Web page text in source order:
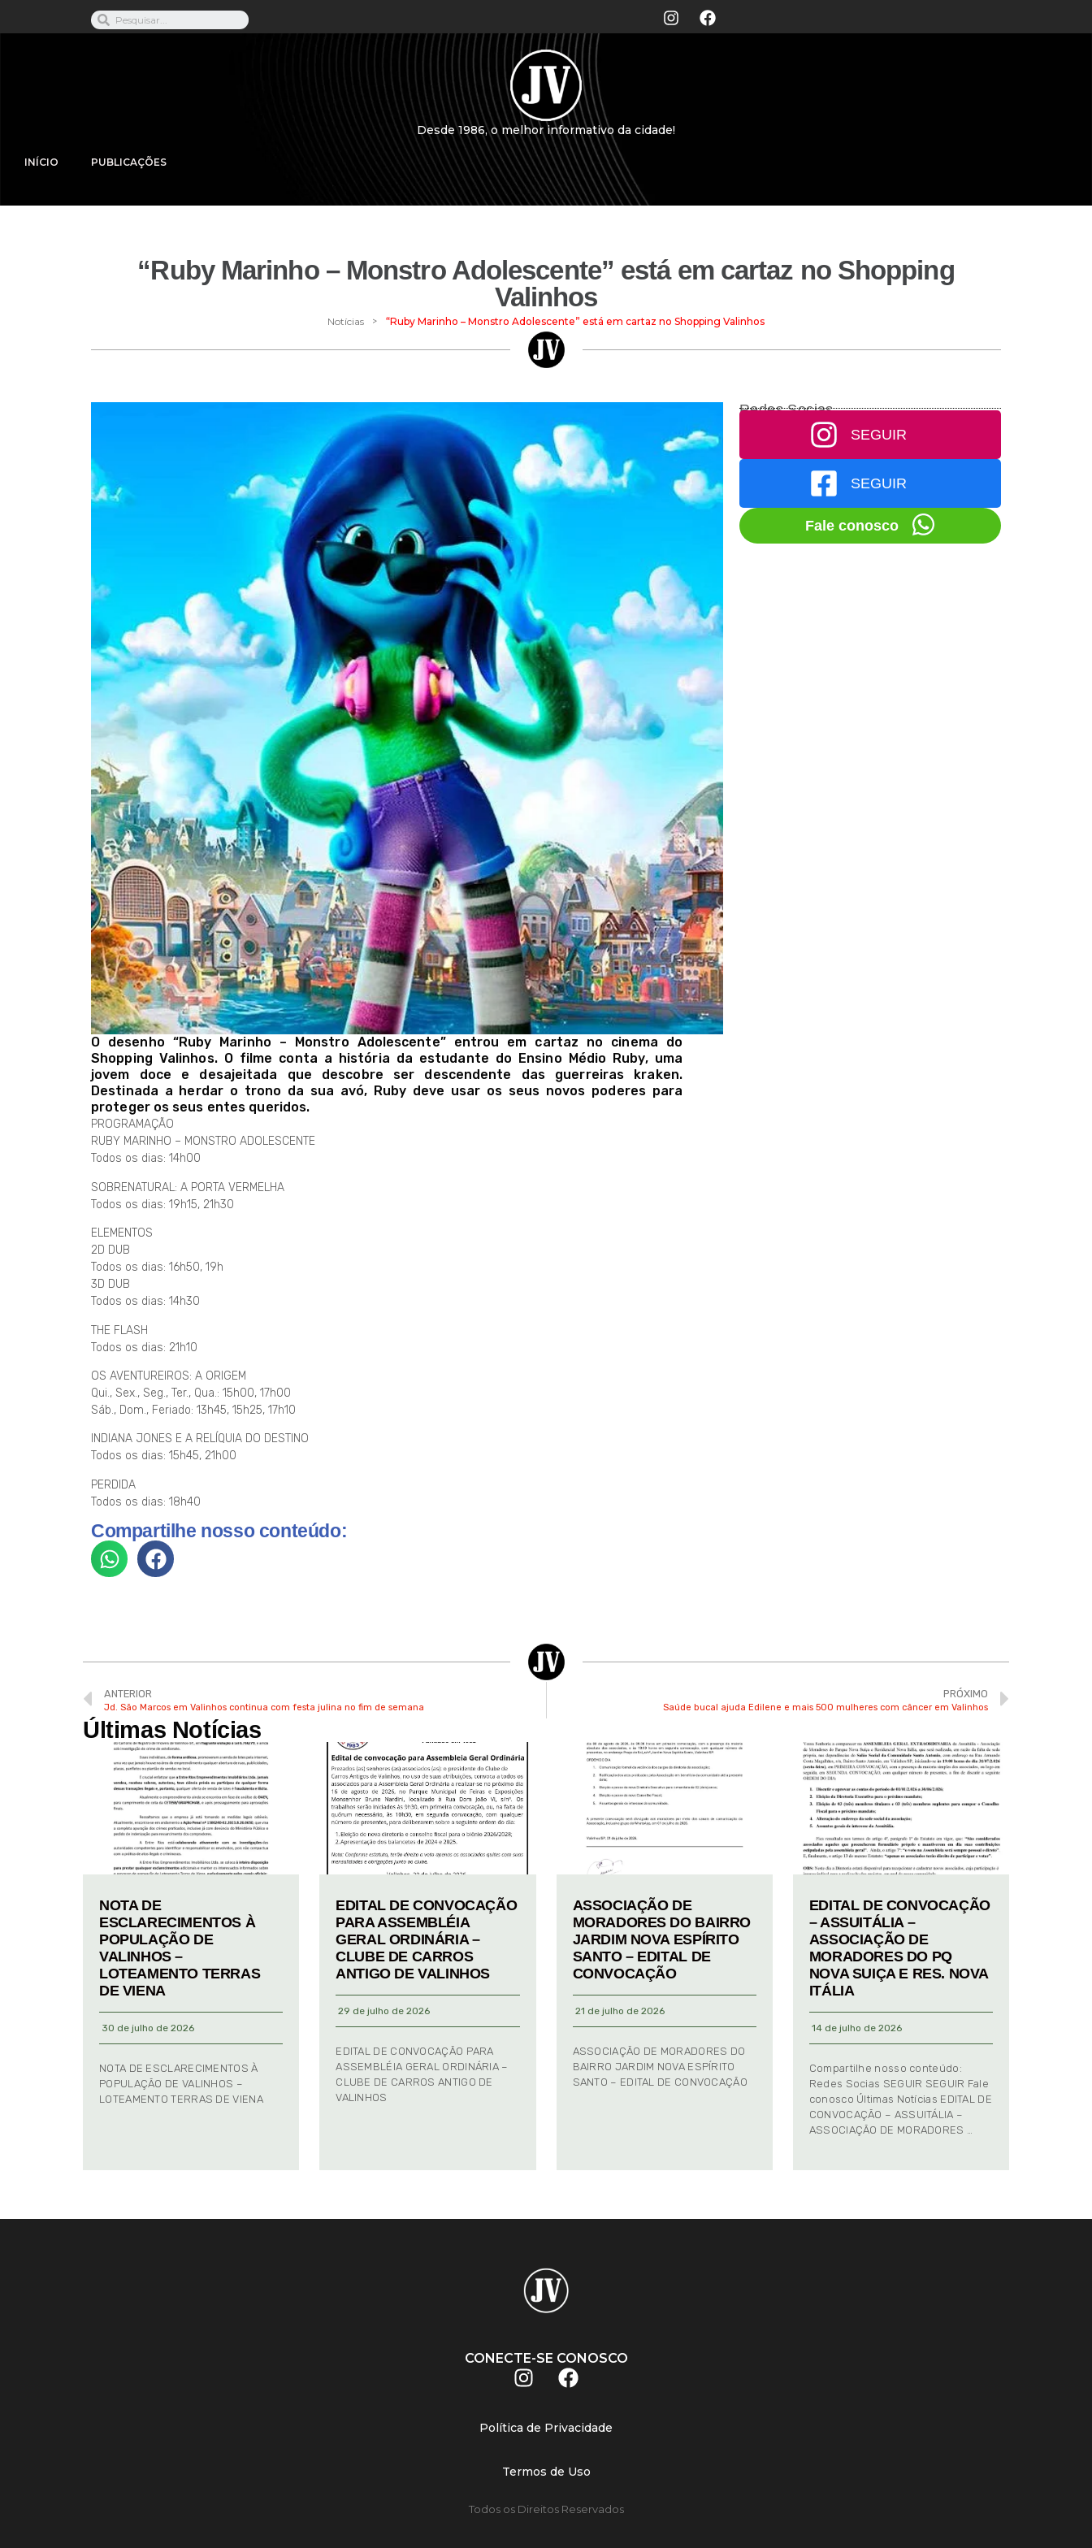
Desde 1986, o melhor informativo da cidade!
INÍCIO PUBLICAÇÕES
“Ruby Marinho – Monstro Adolescente” está em cartaz no Shopping
Valinhos
Notícias > “Ruby Marinho – Monstro Adolescente” está em cartaz no Shopping Valinhos
O desenho “Ruby Marinho – Monstro Adolescente” entrou em cartaz no cinema do
Shopping Valinhos. O filme conta a história da estudante do Ensino Médio Ruby, uma
jovem doce e desajeitada que descobre ser descendente das guerreiras kraken.
Destinada a herdar o trono da sua avó, Ruby deve usar os seus novos poderes para
proteger os seus entes queridos.
PROGRAMAÇÃO
RUBY MARINHO – MONSTRO ADOLESCENTE
Todos os dias: 14h00
SOBRENATURAL: A PORTA VERMELHA
Todos os dias: 19h15, 21h30
ELEMENTOS
2D DUB
Todos os dias: 16h50, 19h
3D DUB
Todos os dias: 14h30
THE FLASH
Todos os dias: 21h10
OS AVENTUREIROS: A ORIGEM
Qui., Sex., Seg., Ter., Qua.: 15h00, 17h00
Sáb., Dom., Feriado: 13h45, 15h25, 17h10
INDIANA JONES E A RELÍQUIA DO DESTINO
Todos os dias: 15h45, 21h00
PERDIDA
Todos os dias: 18h40
Compartilhe nosso conteúdo:
Redes Socias
SEGUIR
SEGUIR
Fale conosco
ANTERIOR
Jd. São Marcos em Valinhos continua com festa julina no fim de semana
PRÓXIMO
Saúde bucal ajuda Edilene e mais 500 mulheres com câncer em Valinhos
Últimas Notícias
NOTA DE
ESCLARECIMENTOS À
POPULAÇÃO DE
VALINHOS –
LOTEAMENTO TERRAS
DE VIENA
30 de julho de 2026
NOTA DE ESCLARECIMENTOS À
POPULAÇÃO DE VALINHOS –
LOTEAMENTO TERRAS DE VIENA
EDITAL DE CONVOCAÇÃO
PARA ASSEMBLÉIA
GERAL ORDINÁRIA –
CLUBE DE CARROS
ANTIGO DE VALINHOS
29 de julho de 2026
EDITAL DE CONVOCAÇÃO PARA
ASSEMBLÉIA GERAL ORDINÁRIA –
CLUBE DE CARROS ANTIGO DE
VALINHOS
ASSOCIAÇÃO DE
MORADORES DO BAIRRO
JARDIM NOVA ESPÍRITO
SANTO – EDITAL DE
CONVOCAÇÃO
21 de julho de 2026
ASSOCIAÇÃO DE MORADORES DO
BAIRRO JARDIM NOVA ESPÍRITO
SANTO – EDITAL DE CONVOCAÇÃO
EDITAL DE CONVOCAÇÃO
– ASSUITÁLIA –
ASSOCIAÇÃO DE
MORADORES DO PQ
NOVA SUIÇA E RES. NOVA
ITÁLIA
14 de julho de 2026
Compartilhe nosso conteúdo:
Redes Socias SEGUIR SEGUIR Fale
conosco Últimas Notícias EDITAL DE
CONVOCAÇÃO – ASSUITÁLIA –
ASSOCIAÇÃO DE MORADORES …
CONECTE-SE CONOSCO
Política de Privacidade
Termos de Uso
Todos os Direitos Reservados